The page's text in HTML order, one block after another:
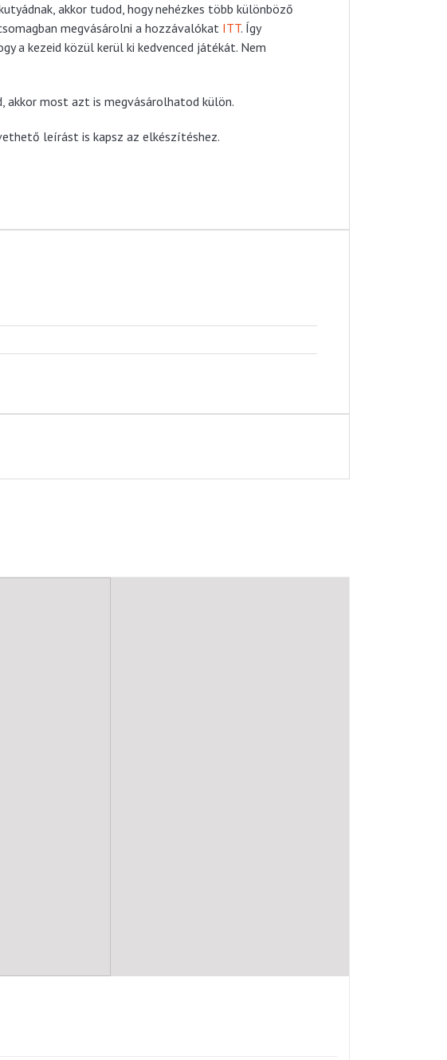
akkor tudod, hogy nehézkes több különböző
megvásárolni a hozzávalókat ITT. Így
a kezeid közül kerül ki kedvenced játékát. Nem
akkor most azt is megvásárolhatod külön.
leírást is kapsz az elkészítéshez.